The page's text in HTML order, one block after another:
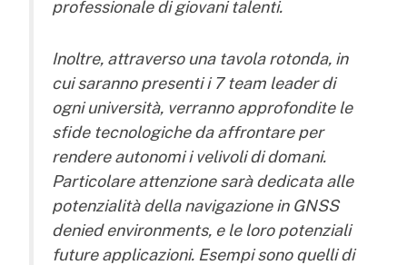
professionale di giovani talenti.
Inoltre, attraverso una tavola rotonda, in
cui saranno presenti i 7 team leader di
ogni università, verranno approfondite le
sfide tecnologiche da affrontare per
rendere autonomi i velivoli di domani.
Particolare attenzione sarà dedicata alle
potenzialità della navigazione in GNSS
denied environments, e le loro potenziali
future applicazioni. Esempi sono quelli di